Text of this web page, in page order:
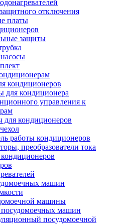
отключения
платы
защиты
кондиционеров
для кондиционера
управления к
кондиционеров
работы кондиционеров
преобразователи тока
машин
машины
машин
посудомоечной